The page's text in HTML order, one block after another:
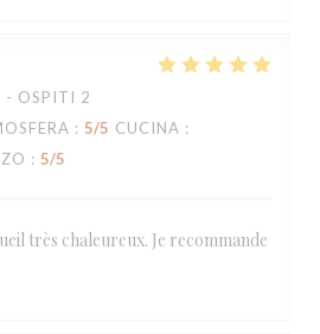
OSPITI 2
: 5/5 CUCINA :
: 5/5
très chaleureux. Je recommande